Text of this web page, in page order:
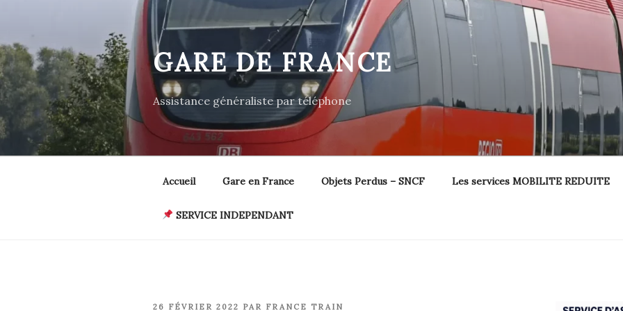
contenu
principal
GARE DE FRANCE
Assistance généraliste par téléphone
Accueil Gare en France Objets Perdus – SNCF Les services MOBILITE REDUITE
SERVICE INDEPENDANT
PUBLIÉ
26 FÉVRIER 2022 PAR FRANCE TRAIN